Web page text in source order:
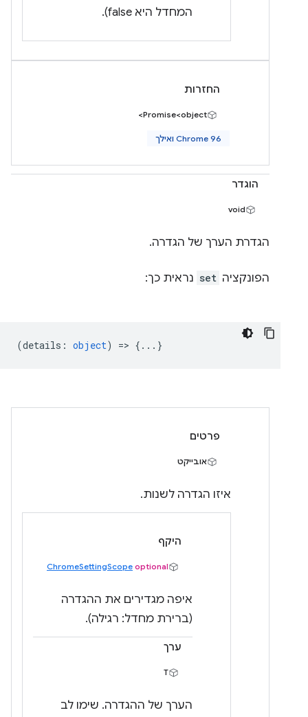
המחדל היא false).
החזרות
Promise<object>
Chrome 96 ואילך
הוגדר
void
הגדרת הערך של הגדרה.
הפונקציה set נראית כך:
(details : object) => {...}
פרטים
אובייקט
איזו הגדרה לשנות.
היקף
ChromeSettingScope optional
איפה מגדירים את ההגדרה
(ברירת מחדל: רגילה).
ערך
T
הערך של ההגדרה. שימו לב